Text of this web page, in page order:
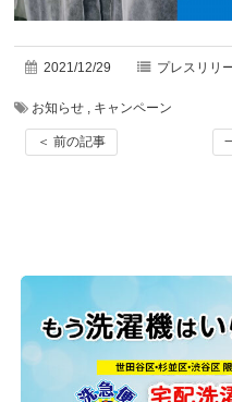
2021/12/29 プレスリリ
お知らせ , キャンペーン
＜ 前の記事